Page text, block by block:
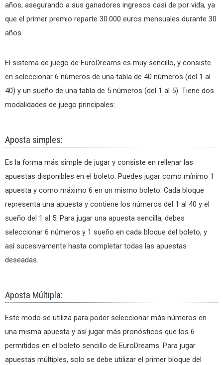
años, asegurando a sus ganadores ingresos casi de por vida, ya
que el primer premio reparte 30.000 euros mensuales durante 30
años.
El sistema de juego de EuroDreams es muy sencillo, y consiste
en seleccionar 6 números de una tabla de 40 números (del 1 al
40) y un sueño de una tabla de 5 números (del 1 al 5). Tiene dos
modalidades de juego principales:
Aposta simples:
Es la forma más simple de jugar y consiste en rellenar las
apuestas disponibles en el boleto. Puedes jugar como mínimo 1
apuesta y como máximo 6 en un mismo boleto. Cada bloque
representa una apuesta y contiene los números del 1 al 40 y el
sueño del 1 al 5. Para jugar una apuesta sencilla, debes
seleccionar 6 números y 1 sueño en cada bloque del boleto, y
así sucesivamente hasta completar todas las apuestas
deseadas.
Aposta Múltipla:
Este modo se utiliza para poder seleccionar más números en
una misma apuesta y así jugar más pronósticos que los 6
permitidos en el boleto sencillo de EuroDreams. Para jugar
apuestas múltiples, solo se debe utilizar el primer bloque del